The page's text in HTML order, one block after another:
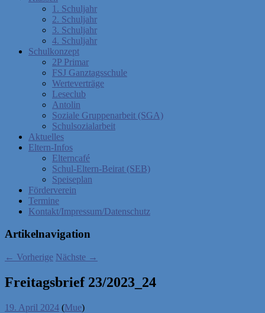
1. Schuljahr
2. Schuljahr
3. Schuljahr
4. Schuljahr
Schulkonzept
2P Primar
FSJ Ganztagsschule
Werteverträge
Leseclub
Antolin
Soziale Gruppenarbeit (SGA)
Schulsozialarbeit
Aktuelles
Eltern-Infos
Elterncafé
Schul-Eltern-Beirat (SEB)
Speiseplan
Förderverein
Termine
Kontakt/Impressum/Datenschutz
Artikelnavigation
← Vorherige Nächste →
Freitagsbrief 23/2023_24
19. April 2024 (Mue)